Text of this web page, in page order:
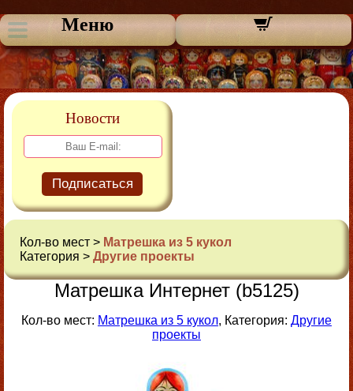
Меню
Новости
Подписаться
Кол-во мест > Матрешка из 5 кукол
Категория > Другие проекты
Матрешка Интернет (b5125)
Кол-во мест: Матрешка из 5 кукол, Категория: Другие
проекты